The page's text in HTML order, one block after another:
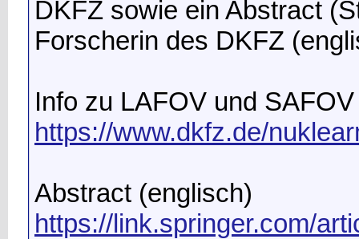
DKFZ sowie ein Abstract
Forscherin des DKFZ
Info zu LAFOV und
https://www.dkfz.de/
Abstract (englisch)
https://link.springer.com/